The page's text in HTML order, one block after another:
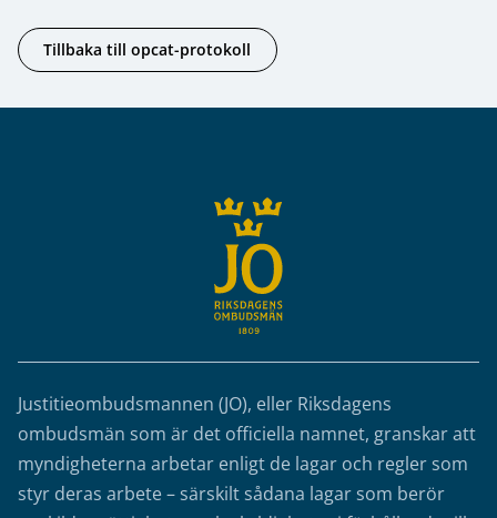
Tillbaka till opcat-protokoll
Justitieombudsmannen (JO), eller Riksdagens
ombudsmän som är det officiella namnet, granskar att
myndigheterna arbetar enligt de lagar och regler som
styr deras arbete – särskilt sådana lagar som berör